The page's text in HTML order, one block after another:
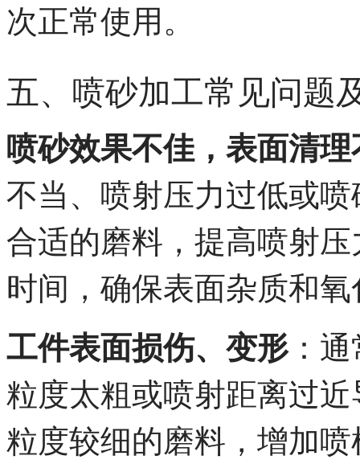
次正常使用。
五、喷砂加工常见问题
喷砂效果不佳，表面清
不当、喷射压力过低或
合适的磨料，提高喷射
时间，确保表面杂质和
工件表面损伤、变形：通
粒度太粗或喷射距离过
粒度较细的磨料，增加